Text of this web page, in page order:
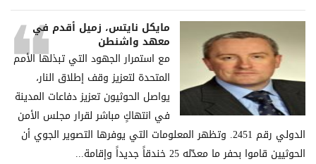
مايكل نايتس، زميل أقدم في
معهد واشنطن
مع استمرار الجهود التي تبذلها الأمم
المتحدة لتعزيز وقف إطلاق النار،
يواصل الحوثيون تعزيز دفاعات المدينة
في انتهاكٍ مباشر لقرار مجلس الأمن
الدولي رقم 2451. وتظهر المعلومات التي يوفرها التصوير الجوي أن
الحوثيين قاموا بحفر ما معدّله 25 خندقاً جديداً وإقامة...